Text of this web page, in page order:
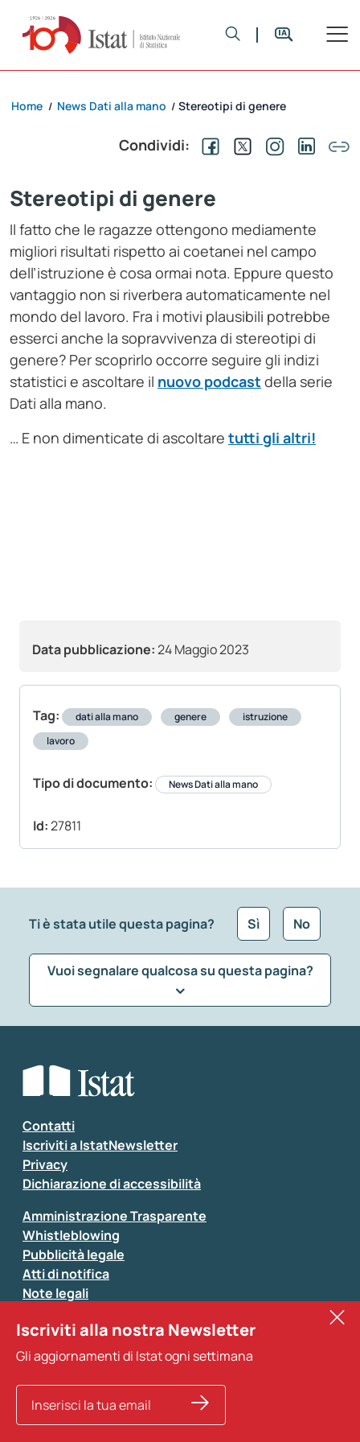
Data pubblicazione:24 Maggio 2023
Tag: dati alla mano genere
istruzione
lavoro
Tipo di documento: News Dati alla mano
Id:27811
Home / News Dati alla mano / Stereotipi di genere
Condividi:
Stereotipi di genere
Il fatto che le ragazze ottengono mediamente
migliori risultati rispetto ai coetanei nel campo
dell’istruzione è cosa ormai nota. Eppure questo
vantaggio non si riverbera automaticamente nel
mondo del lavoro. Fra i motivi plausibili potrebbe
esserci anche la sopravvivenza di stereotipi di
genere? Per scoprirlo occorre seguire gli indizi
statistici e ascoltare il nuovo podcast della serie
Dati alla mano.
… E non dimenticate di ascoltare tutti gli altri!
Ti è stata utile questa pagina? Sì No
Vuoi segnalare qualcosa su questa pagina?
Seleziona la tipologia della segnalazione
Inserisci il tuo commento
Si prega di non fornire dati di natura personale (ad
esempio dati di contatto). Per ogni altra comunicazione
e per richiedere dati, pubblicazioni, file di microdati,
ricerche storiche e richieste personalizzate basta
Contatti
Iscriviti a IstatNewsletter
Privacy
Dichiarazione di accessibilità
Amministrazione Trasparente
Whistleblowing
Pubblicità legale
Atti di notifica
Note legali
Sistan
Altri servizi
Iscriviti alla nostra Newsletter
Gli aggiornamenti di Istat ogni settimana